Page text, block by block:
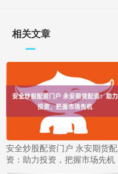
相关文章
安全炒股配资门户 永安期货配
资：助力投资，把握市场先机